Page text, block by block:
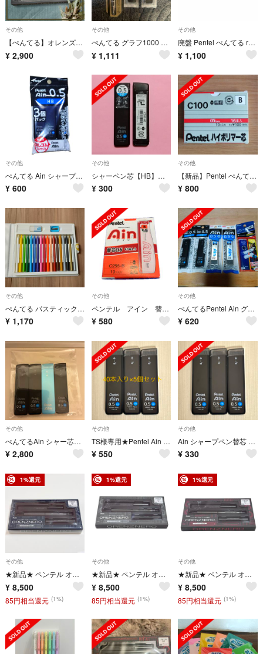
その他
【ぺんてる】オレンズネロ 限定セット 芯ケースのみ
¥ 2,900
その他
ぺんてる グラフ1000 XPG1005CSA
¥ 1,111
その他
廃盤 Pentel ぺんてる renoma レノマ シャーペン REP30
¥ 1,100
その他
ぺんてる Ain シャープ替芯（0.5）HB40本入3個入パック消しゴム付き
¥ 600
その他
シャーペン芯【HB】２つ
¥ 300
その他
【新品】Pentel ぺんてる ハイポリマー芯
¥ 800
その他
ぺんてる パスティック GC1-18D
¥ 1,170
その他
ペンテル アイン 替芯Ｂ0.5
¥ 580
その他
ぺんてるPentel Ain グラファイト0.5mm HB シャープペンシル芯
¥ 620
その他
ぺんてるAin シャー芯 ダイヤモンドメタリック ブルー
¥ 2,800
その他
TS様専用★Pentel Ain シャープペン替芯 HB 0.5 ５個セット
¥ 550
その他
Ain シャープペン替芯 0.5 HB 3セット
¥ 330
1%還元
その他
★新品★ ペンテル オレンズネロ 0.3㎜ 限定 カーボンブラック
¥ 8,500
85円相当還元 (1%)
1%還元
その他
★新品★ ペンテル オレンズネロ 0.3㎜ 限定 グリーンブラック
¥ 8,500
85円相当還元 (1%)
1%還元
その他
★新品★ ペンテル オレンズネロ 0.5㎜ 限定 グリーンブラック
¥ 8,500
85円相当還元 (1%)